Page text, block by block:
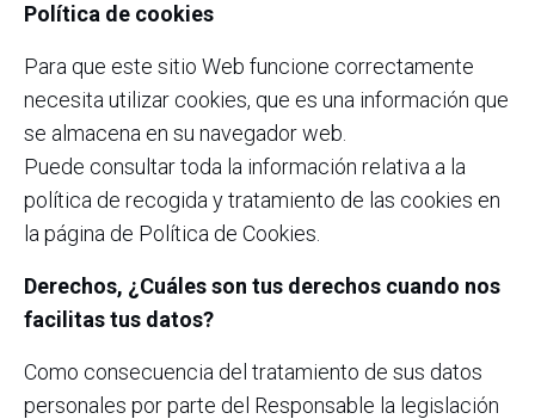
Política de cookies
Para que este sitio Web funcione correctamente
necesita utilizar cookies, que es una información que
se almacena en su navegador web.
Puede consultar toda la información relativa a la
política de recogida y tratamiento de las cookies en
la página de Política de Cookies.
Derechos, ¿Cuáles son tus derechos cuando nos
facilitas tus datos?
Como consecuencia del tratamiento de sus datos
personales por parte del Responsable la legislación